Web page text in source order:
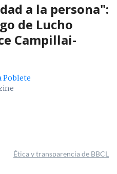
a la persona":
de Lucho
Campillai-
Poblete
Ética y transparencia de BBCL